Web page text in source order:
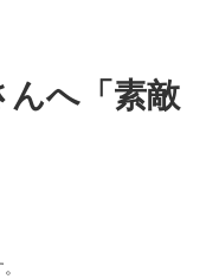
んへ「素敵